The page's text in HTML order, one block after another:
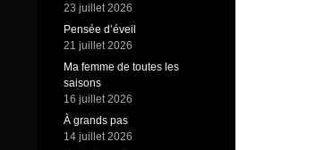
23 juillet 2026
Pensée d’éveil
21 juillet 2026
Ma femme de toutes les
saisons
16 juillet 2026
À grands pas
14 juillet 2026